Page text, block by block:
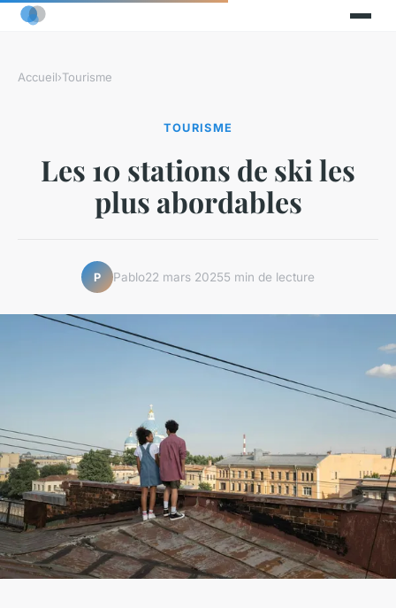
Accueil›Tourisme
TOURISME
Les 10 stations de ski les
plus abordables
P Pablo22 mars 20255 min de lecture